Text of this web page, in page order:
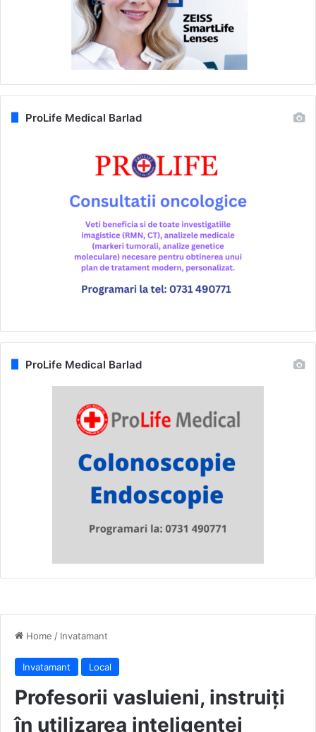
Home / Invatamant
Invatamant Local
Profesorii vasluieni, instruiți
în utilizarea inteligenței
ProLife Medical Barlad
ProLife Medical Barlad